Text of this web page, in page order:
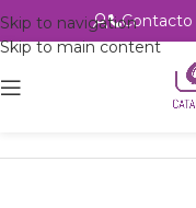
Skip to navigation
Skip to main content
Contacto
csvalles